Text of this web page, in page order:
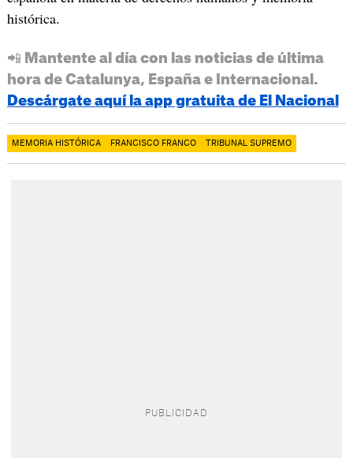
histórica.
📲 Mantente al día con las noticias de última
hora de Catalunya, España e Internacional.
Descárgate aquí la app gratuita de El Nacional
MEMORIA HISTÓRICA FRANCISCO FRANCO TRIBUNAL SUPREMO